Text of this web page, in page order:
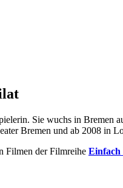
Sie wuchs in Bremen
Bremen und ab 2008 in
Filmen der Filmreihe Einfach